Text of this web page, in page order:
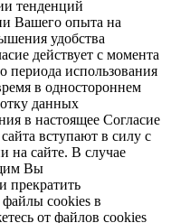
тенденций
Вашего опыта на
удобства
действует с момента
периода использования
в одностороннем
данных
в настоящее Согласие
вступают в силу с
на сайте. В случае
Вы
прекратить
файлы cookies в
от файлов cookies